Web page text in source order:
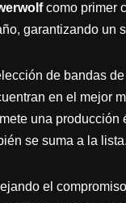
como primer
garantizando un
de bandas
en el mejor
una
se suma a la lista.
el